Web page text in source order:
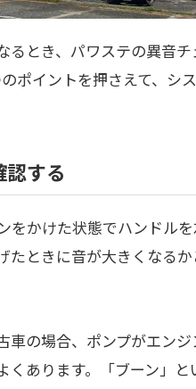
とき、パワステの異音
ポイントを押さえて、シ
する
かけた状態でハンドル
ときに音が大きくなる
の場合、ポンプがエン
あります。「ブーン」